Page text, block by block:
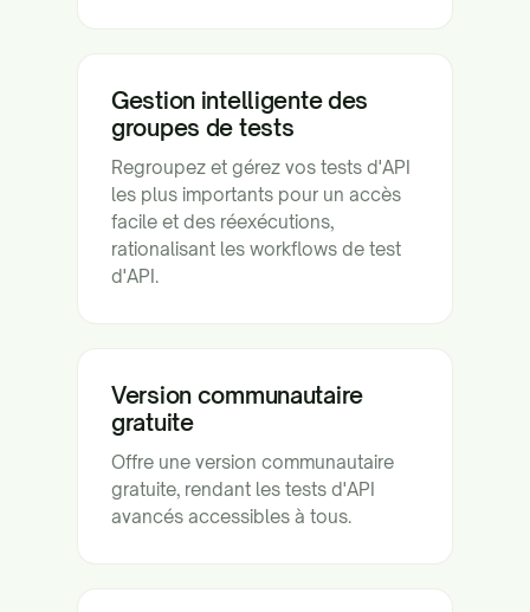
Gestion intelligente des
groupes de tests
Regroupez et gérez vos tests d'API
les plus importants pour un accès
facile et des réexécutions,
rationalisant les workflows de test
d'API.
Version communautaire
gratuite
Offre une version communautaire
gratuite, rendant les tests d'API
avancés accessibles à tous.